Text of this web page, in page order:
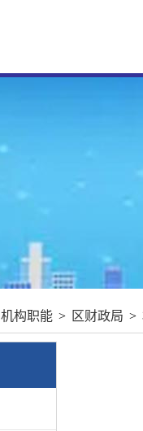
机构职能 > 区财政局 >